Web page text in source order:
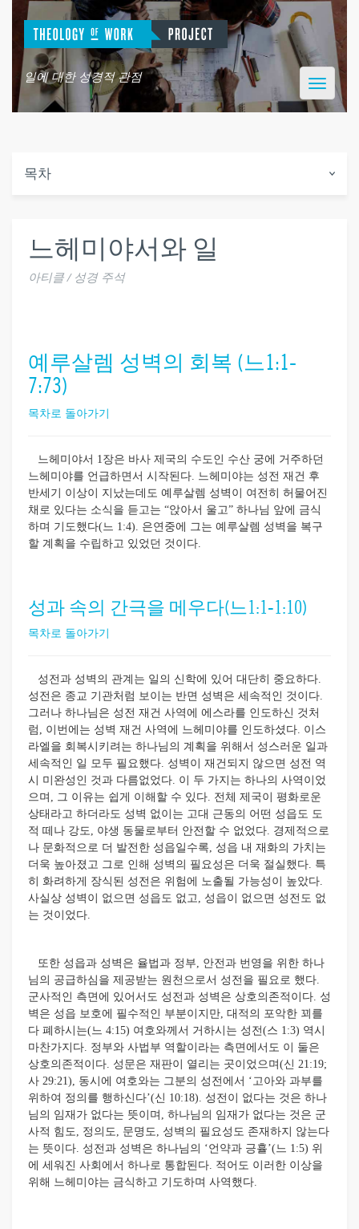
일에 대한 성경적 관점
Toggle
목차
느헤미야서와 일
아티클 / 성경 주석
예루살렘 성벽의 회복 (느1:1-
7:73)
목차로 돌아가기
느헤미야서 1장은 바사 제국의 수도인 수산 궁에 거주하던
느헤미야를 언급하면서 시작된다. 느헤미야는 성전 재건 후
반세기 이상이 지났는데도 예루살렘 성벽이 여전히 허물어진
채로 있다는 소식을 듣고는 “앉아서 울고” 하나님 앞에 금식
하며 기도했다(느 1:4). 은연중에 그는 예루살렘 성벽을 복구
할 계획을 수립하고 있었던 것이다.
성과 속의 간극을 메우다(느1:1-1:10)
목차로 돌아가기
성전과 성벽의 관계는 일의 신학에 있어 대단히 중요하다.
성전은 종교 기관처럼 보이는 반면 성벽은 세속적인 것이다.
그러나 하나님은 성전 재건 사역에 에스라를 인도하신 것처
럼, 이번에는 성벽 재건 사역에 느헤미야를 인도하셨다. 이스
라엘을 회복시키려는 하나님의 계획을 위해서 성스러운 일과
세속적인 일 모두 필요했다. 성벽이 재건되지 않으면 성전 역
시 미완성인 것과 다름없었다. 이 두 가지는 하나의 사역이었
으며, 그 이유는 쉽게 이해할 수 있다. 전체 제국이 평화로운
상태라고 하더라도 성벽 없이는 고대 근동의 어떤 성읍도 도
적 떼나 강도, 야생 동물로부터 안전할 수 없었다. 경제적으로
나 문화적으로 더 발전한 성읍일수록, 성읍 내 재화의 가치는
더욱 높아졌고 그로 인해 성벽의 필요성은 더욱 절실했다. 특
히 화려하게 장식된 성전은 위험에 노출될 가능성이 높았다.
사실상 성벽이 없으면 성읍도 없고, 성읍이 없으면 성전도 없
는 것이었다.
또한 성읍과 성벽은 율법과 정부, 안전과 번영을 위한 하나
님의 공급하심을 제공받는 원천으로서 성전을 필요로 했다.
군사적인 측면에 있어서도 성전과 성벽은 상호의존적이다. 성
벽은 성읍 보호에 필수적인 부분이지만, 대적의 포악한 꾀를
다 폐하시는(느 4:15) 여호와께서 거하시는 성전(스 1:3) 역시
마찬가지다. 정부와 사법부 역할이라는 측면에서도 이 둘은
상호의존적이다. 성문은 재판이 열리는 곳이었으며(신 21:19;
사 29:21), 동시에 여호와는 그분의 성전에서 ‘고아와 과부를
위하여 정의를 행하신다’(신 10:18). 성전이 없다는 것은 하나
님의 임재가 없다는 뜻이며, 하나님의 임재가 없다는 것은 군
사적 힘도, 정의도, 문명도, 성벽의 필요성도 존재하지 않는다
는 뜻이다. 성전과 성벽은 하나님의 ‘언약과 긍휼’(느 1:5) 위
에 세워진 사회에서 하나로 통합된다. 적어도 이러한 이상을
위해 느헤미야는 금식하고 기도하며 사역했다.